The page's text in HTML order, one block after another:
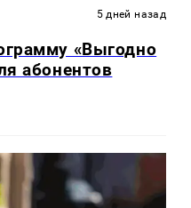
5 дней назад
«Выгодно
абонентов